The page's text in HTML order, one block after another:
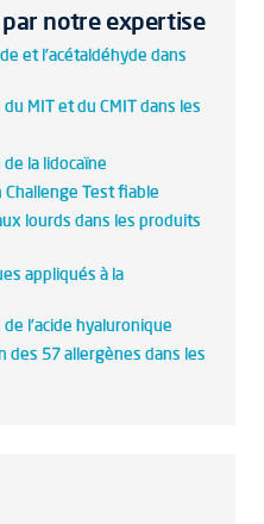
notre expertise
et l'acétaldéhyde dans
MIT et du CMIT dans les
la lidocaïne
Test fiable
lourds dans les produits
appliqués à la
l'acide hyaluronique
des 57 allergènes dans les